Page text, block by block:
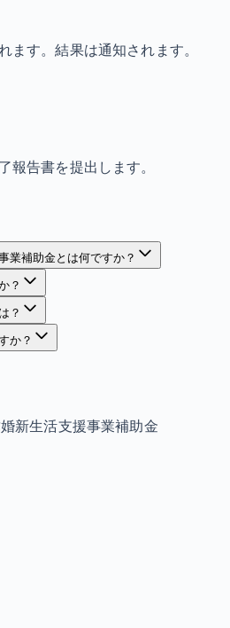
ます。結果は通知されます。
報告書を提出します。
業補助金とは何ですか？
？
？
か？
婚新生活支援事業補助金